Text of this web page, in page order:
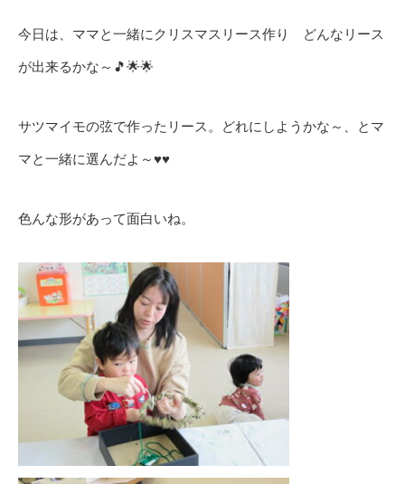
今日は、ママと一緒にクリスマスリース作り どんなリース
が出来るかな～🎵🌟🌟
サツマイモの弦で作ったリース。どれにしようかな～、とマ
マと一緒に選んだよ～♥️♥️
色んな形があって面白いね。